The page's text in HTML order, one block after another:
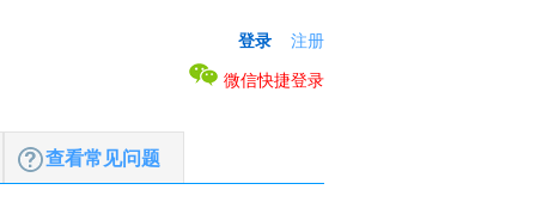
登录
注册
微信快捷登录
查看常见问题